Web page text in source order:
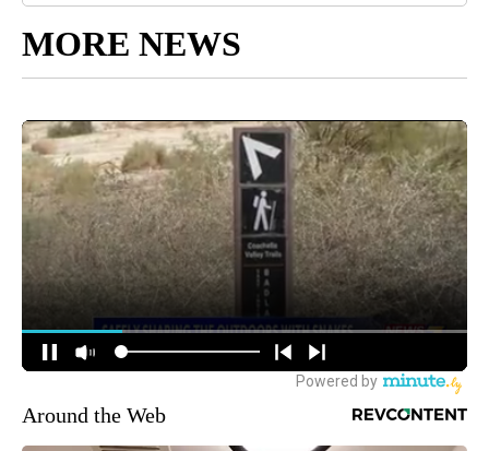
MORE NEWS
Around the Web